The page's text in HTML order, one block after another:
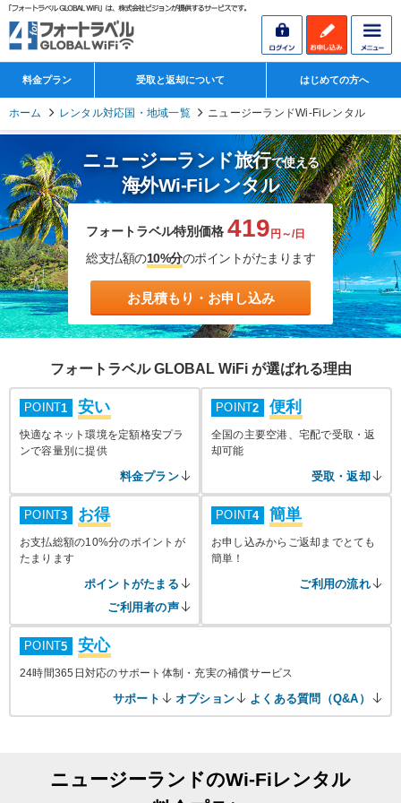
料金プラン 受取と返却について はじめての方へ
ホーム レンタル対応国・地域一覧 ニュージーランドWi-Fiレンタル
ニュージーランド旅行で使える
海外Wi-Fiレンタル
フォートラベル特別価格 419円～/日
総支払額の10%分のポイントがたまります
お見積もり・お申し込み
フォートラベル GLOBAL WiFi が選ばれる理由
POINT1 安い
快適なネット環境を定額格安プラ
ンで容量別に提供
料金プラン
POINT2 便利
全国の主要空港、宅配で受取・返
却可能
受取・返却
POINT3 お得
お支払総額の10%分のポイントが
たまります
ポイントがたまる
ご利用者の声
POINT4 簡単
お申し込みからご返却までとても
簡単！
ご利用の流れ
POINT5 安心
24時間365日対応のサポート体制・充実の補償サービス
サポート オプション よくある質問（Q&A）
ニュージーランドのWi-Fiレンタル